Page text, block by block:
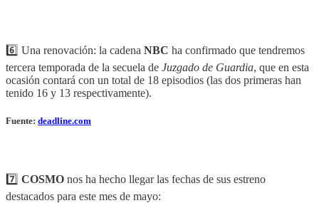
6️⃣ Una renovación: la cadena NBC ha confirmado que tendremos
tercera temporada de la secuela de Juzgado de Guardia, que en esta
ocasión contará con un total de 18 episodios (las dos primeras han
tenido 16 y 13 respectivamente).
Fuente: deadline.com
7️⃣ COSMO nos ha hecho llegar las fechas de sus estreno
destacados para este mes de mayo: